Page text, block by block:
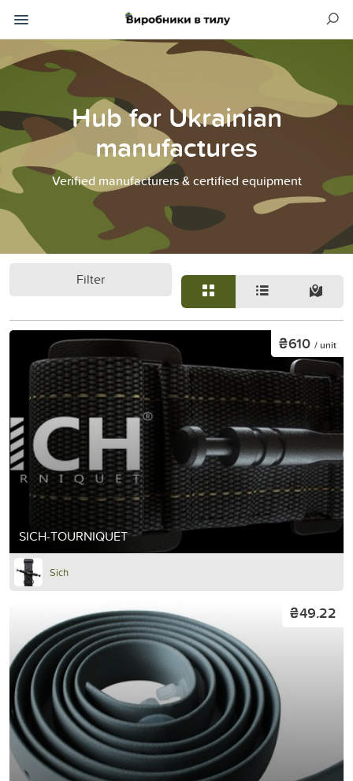
Hub for Ukrainian
manufactures
Verified manufacturers & certified equipment
Filter
SICH-TOURNIQUET
₴610 / unit
Sich
₴49.22